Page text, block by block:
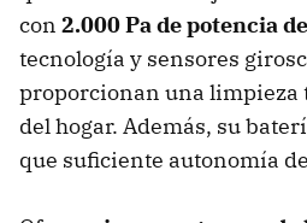
con 2.000 Pa de potencia
tecnología y sensores
proporcionan una limpieza
del hogar. Además, su
que suficiente autonomía